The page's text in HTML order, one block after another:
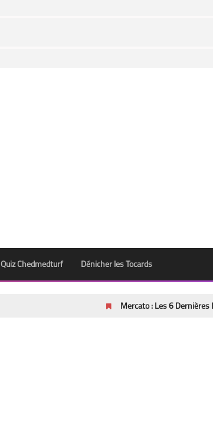
Quiz Chedmedturf Dénicher les Tocards
Mercato : Les 6 Dernières Infos sur